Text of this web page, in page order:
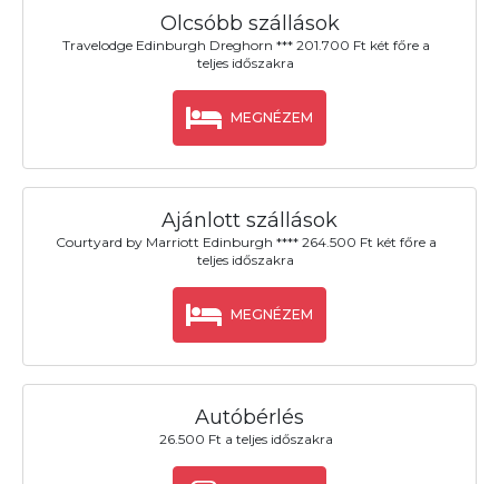
Olcsóbb szállások
Travelodge Edinburgh Dreghorn *** 201.700 Ft két főre a
teljes időszakra
MEGNÉZEM
Ajánlott szállások
Courtyard by Marriott Edinburgh **** 264.500 Ft két főre a
teljes időszakra
MEGNÉZEM
Autóbérlés
26.500 Ft a teljes időszakra